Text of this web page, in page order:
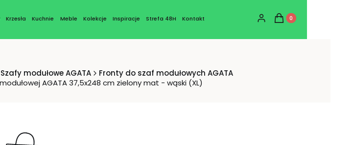
Krzesła Kuchnie Meble Kolekcje Inspiracje Strefa 48H Kontakt Zaloguj się
Produkty w koszyku:
Koszyk
Szafy modułowe AGATA
Fronty do szaf modułowych AGATA
AGATA 37,5x248 cm zielony mat - wąski (XL)